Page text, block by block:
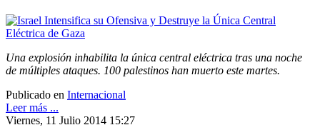
Una explosión inhabilita la única central eléctrica tras una noche
de múltiples ataques. 100 palestinos han muerto este martes.
Publicado en Internacional
Leer más ...
Viernes, 11 Julio 2014 15:27